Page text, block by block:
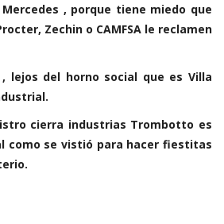
, porque tiene miedo que
Zechin o CAMFSA le reclamen
lejos del horno social que es Villa
cierra industrias Trombotto es
como se vistió para hacer fiestitas